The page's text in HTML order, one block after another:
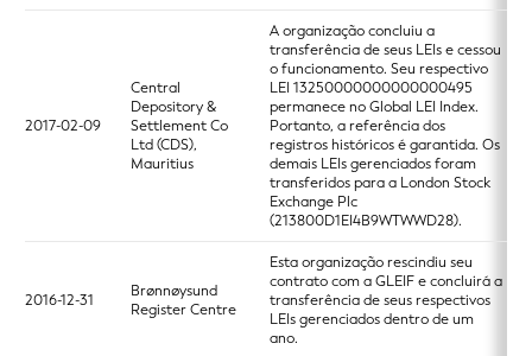
2017-02-09
Central
Depository &
Settlement Co
Ltd (CDS),
Mauritius
A organização concluiu a
transferência de seus LEIs e cessou
o funcionamento. Seu respectivo
LEI 13250000000000000495
permanece no Global LEI Index.
Portanto, a referência dos
registros históricos é garantida. Os
demais LEIs gerenciados foram
transferidos para a London Stock
Exchange Plc
(213800D1EI4B9WTWWD28).
2016-12-31
Brønnøysund
Register Centre
Esta organização rescindiu seu
contrato com a GLEIF e concluirá a
transferência de seus respectivos
LEIs gerenciados dentro de um
ano.